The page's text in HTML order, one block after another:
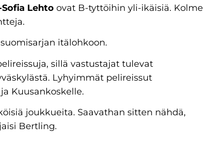
Sofia Lehto ovat B-tyttöihin yli-ikäisiä. Kolme
itälohkoon.
sillä vastustajat tulevat
Lyhyimmät pelireissut
Kuusankoskelle.
joukkueita. Saavathan sitten nähdä,
Bertling.